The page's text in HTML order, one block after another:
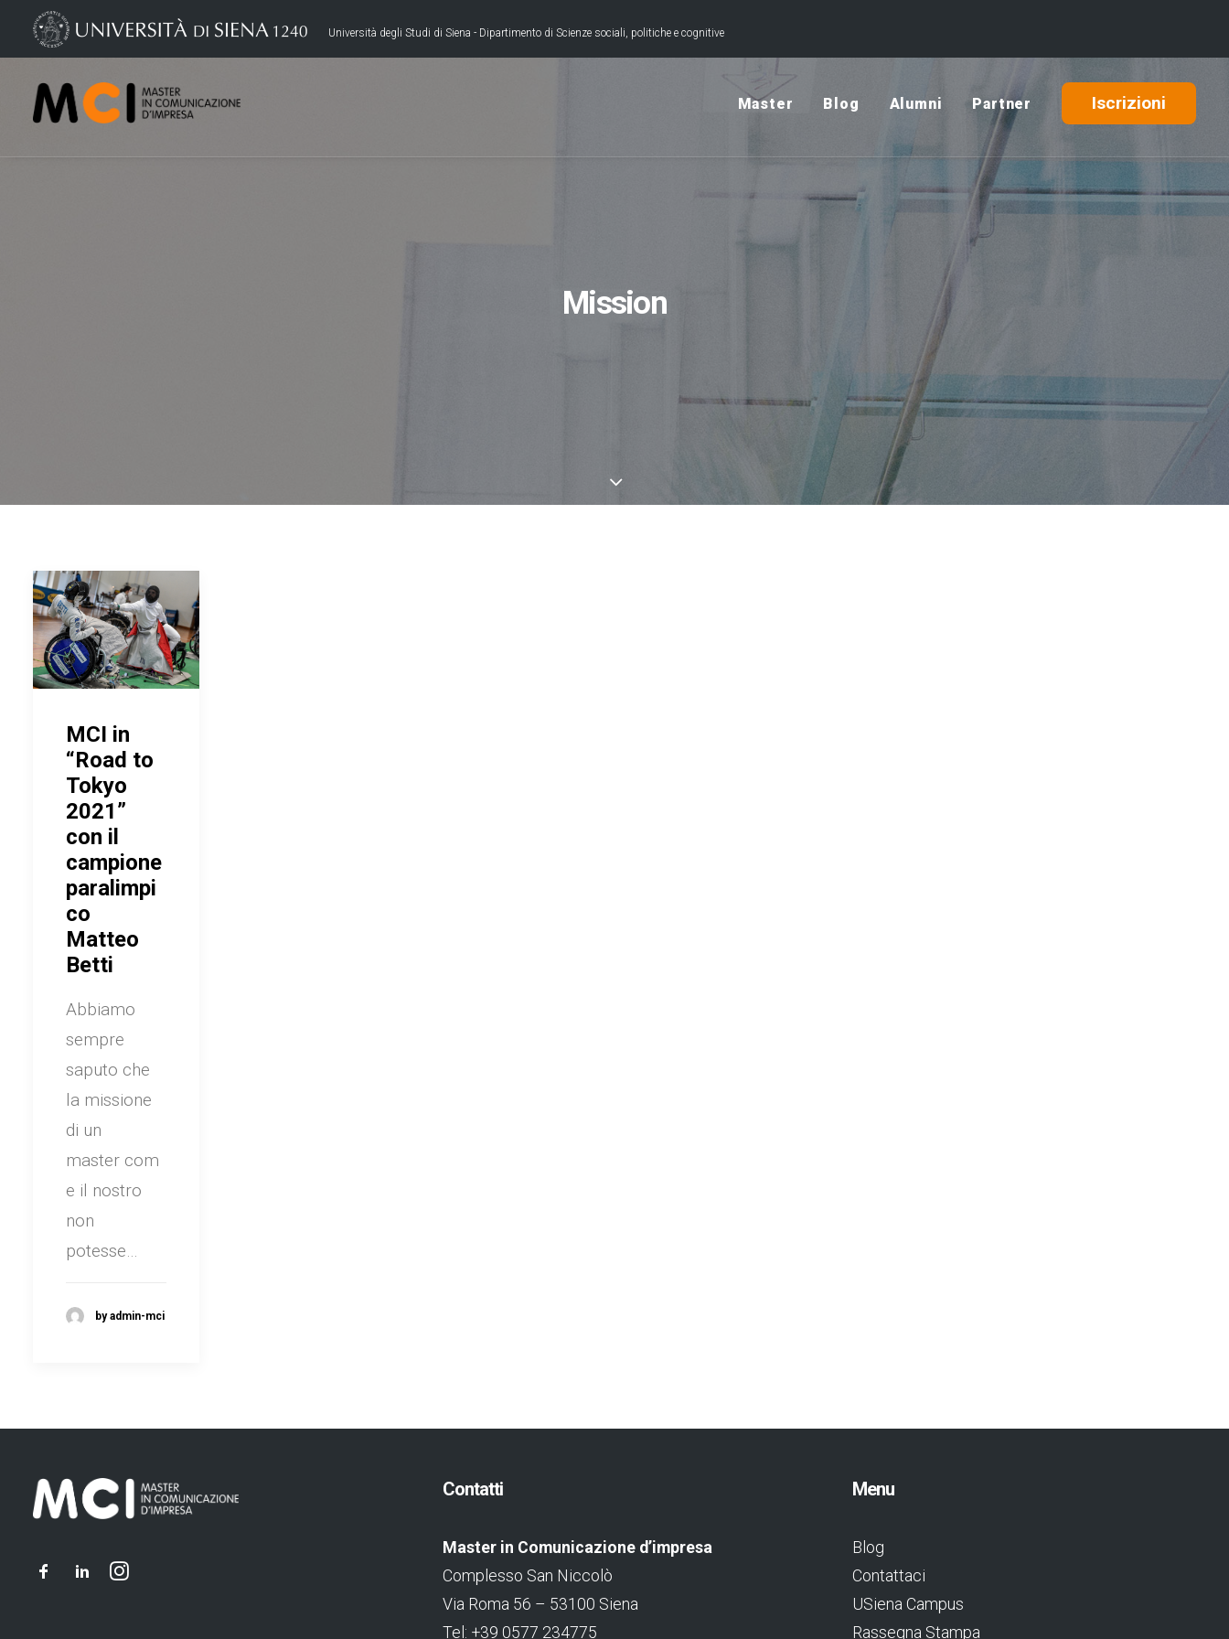
Università degli Studi di Siena - Dipartimento di Scienze sociali, politiche e cognitive
Master Blog Alumni Partner Iscrizioni
Mission
MCI in
“Road to
Tokyo
2021”
con il
campione
paralimpi
co
Matteo
Betti
Abbiamo
sempre
saputo che
la missione
di un
master com
e il nostro
non
potesse…
by admin-mci
Contatti
Master in Comunicazione d’impresa
Complesso San Niccolò
Via Roma 56 – 53100 Siena
Tel: +39 0577 234775
Menu
Blog
Contattaci
USiena Campus
Rassegna Stampa